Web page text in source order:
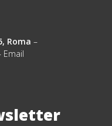
Roma –
Email